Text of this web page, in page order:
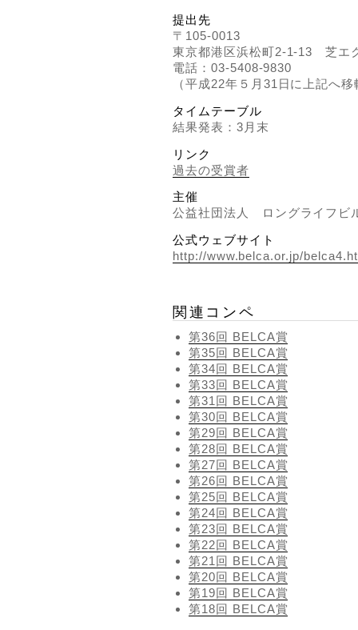
提出先
〒105-0013
東京都港区浜松町2-1-13 芝エ
電話：03-5408-9830
（平成22年５月31日に上記へ移
タイムテーブル
結果発表：3月末
リンク
過去の受賞者
主催
公益社団法人 ロングライフビ
公式ウェブサイト
http://www.belca.or.jp/
関連コンペ
第36回 BELCA賞
第35回 BELCA賞
第34回 BELCA賞
第33回 BELCA賞
第31回 BELCA賞
第30回 BELCA賞
第29回 BELCA賞
第28回 BELCA賞
第27回 BELCA賞
第26回 BELCA賞
第25回 BELCA賞
第24回 BELCA賞
第23回 BELCA賞
第22回 BELCA賞
第21回 BELCA賞
第20回 BELCA賞
第19回 BELCA賞
第18回 BELCA賞